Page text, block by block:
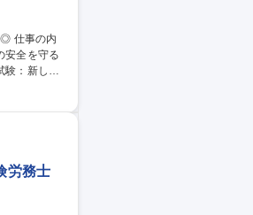
安全を守る
耐圧試
労務士